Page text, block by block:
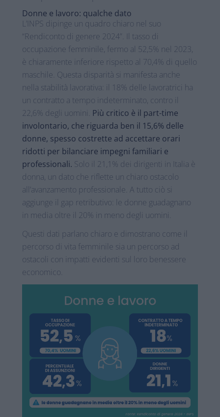
Donne e lavoro: qualche dato
L’INPS dipinge un quadro chiaro nel suo
“Rendiconto di genere 2024”. Il tasso di
occupazione femminile, fermo al 52,5% nel 2023,
è chiaramente inferiore rispetto al 70,4% di quello
maschile. Questa disparità si manifesta anche
nella stabilità lavorativa: il 18% delle lavoratrici ha
un contratto a tempo indeterminato, contro il
22,6% degli uomini. Più critico è il part-time
involontario, che riguarda ben il 15,6% delle
donne, spesso costrette ad accettare orari
ridotti per bilanciare impegni familiari e
professionali. Solo il 21,1% dei dirigenti in Italia è
donna, un dato che riflette un chiaro ostacolo
all’avanzamento professionale. A tutto ciò si
aggiunge il gap retributivo: le donne guadagnano
in media oltre il 20% in meno degli uomini.
Questi dati parlano chiaro e dimostrano come il
percorso di vita femminile sia un percorso ad
ostacoli con impatti evidenti sul loro benessere
economico.